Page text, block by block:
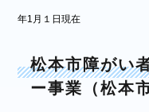
年1月１日現在
松本市障がい
ー事業
（松本